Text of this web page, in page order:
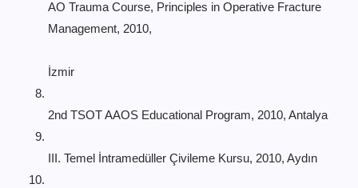
AO Trauma Course, Principles in Operative Fracture
Management, 2010,
İzmir
2nd TSOT AAOS Educational Program, 2010, Antalya
III. Temel İntramedüller Çivileme Kursu, 2010, Aydın